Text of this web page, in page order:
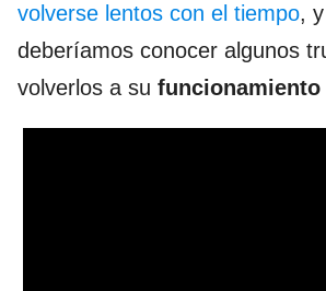
volverse lentos con el tiempo,
deberíamos conocer algunos
volverlos a su